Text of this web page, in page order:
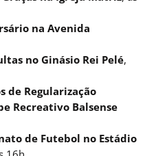
na Avenida
no Ginásio Rei Pelé,
de Regularização
Recreativo Balsense
de Futebol no Estádio